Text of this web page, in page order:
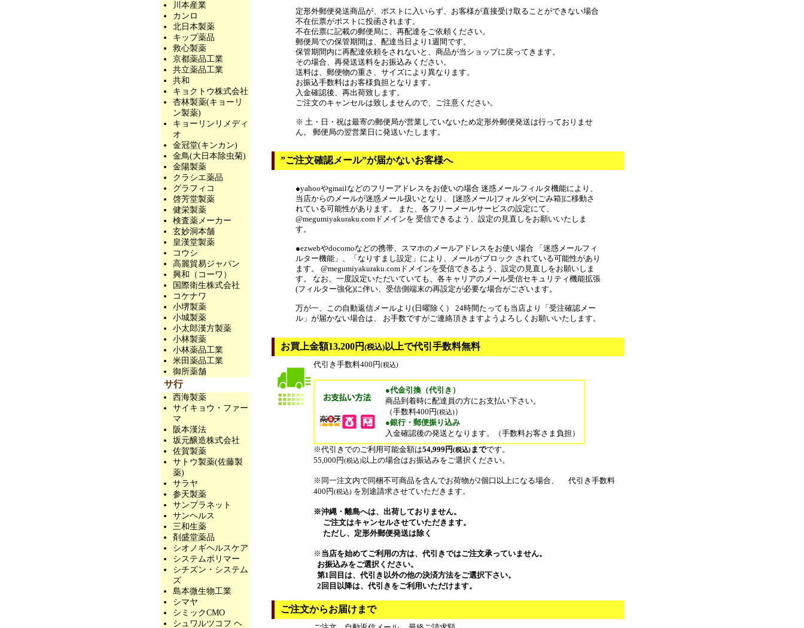
定形外郵便発送商品が、ポストに入いらず、お客様が直接受け取ることができない場合
不在伝票がポストに投函されます。
不在伝票に記載の郵便局に、再配達をご依頼ください。
郵便局での保管期間は、配達当日より1週間です。
保管期間内に再配達依頼をされないと、商品が当ショップに戻ってきます。
その場合、再発送送料をお振込みください。
送料は、郵便物の重さ、サイズにより異なります。
お振込手数料はお客様負担となります。
入金確認後、再出荷致します。
ご注文のキャンセルは致しませんので、ご注意ください。
※ 土・日・祝は最寄の郵便局が営業していないため定形外郵便発送は行っておりませ
ん。 郵便局の翌営業日に発送いたします。
”ご注文確認メール”が届かないお客様へ
●yahooやgmailなどのフリーアドレスをお使いの場合 迷惑メールフィルタ機能により、
当店からのメールが迷惑メール扱いとなり、 [迷惑メール]フォルダや[ごみ箱]に移動さ
れている可能性があります。 また、各フリーメールサービスの設定にて、
@megumiyakuraku.comドメインを 受信できるよう、設定の見直しをお願いいたしま
す。
●ezwebやdocomoなどの携帯、スマホのメールアドレスをお使い場合 「迷惑メールフィ
ルター機能」、「なりすまし設定」により、メールがブロック されている可能性があり
ます。 @megumiyakuraku.comドメインを受信できるよう、設定の見直しをお願いしま
す。 なお、一度設定いただいていても、各キャリアのメール受信セキュリティ機能拡張
(フィルター強化)に伴い、受信側端末の再設定が必要な場合がございます。
万が一、この自動返信メールより(日曜除く） 24時間たっても当店より「受注確認メー
ル」が届かない場合は、 お手数ですがご連絡頂きますようよろしくお願いいたします。
お買上金額13,200円 (税込)以上で代引手数料無料
代引き手数料400円(税込)
●代金引換（代引き）
商品到着時に配達員の方にお支払い下さい。
（手数料400円(税込)）
●銀行・郵便振り込み
入金確認後の発送となります。（手数料お客さま負担）
※代引きでのご利用可能金額は54,999円(税込)までです。
55,000円(税込)以上の場合はお振込みをご選択ください。
※同一注文内で同梱不可商品を含んでお荷物が2個口以上になる場合、 代引き手数料
400円(税込)を別途請求させていただきます。
※沖縄・離島へは、出荷しておりません。
ご注文はキャンセルさせていただきます。
ただし、定形外郵便発送は除く
※ 当店を始めてご利用の方は、代引きではご注文承っていません。
お振込みをご選択ください。
第1回目は、代引き以外の他の決済方法をご選択下さい。
2回目以降は、代引きをご利用いただけます。
ご注文からお届けまで
川本産業
カンロ
北日本製薬
キップ薬品
救心製薬
京都薬品工業
共立薬品工業
共和
キョクトウ株式会社
杏林製薬(キョーリ
ン製薬)
キョーリンリメディ
オ
金冠堂(キンカン)
金鳥(大日本除虫菊)
金陽製薬
クラシエ薬品
グラフィコ
啓芳堂製薬
健栄製薬
検査薬メーカー
玄妙洞本舗
皇漢堂製薬
コウシ
高麗貿易ジャパン
興和（コーワ）
国際衛生株式会社
コケナワ
小堺製薬
小城製薬
小太郎漢方製薬
小林製薬
小林薬品工業
米田薬品工業
御所薬舗
サ行
西海製薬
サイキョウ・ファー
マ
阪本漢法
坂元醸造株式会社
佐賀製薬
サトウ製薬(佐藤製
薬)
サラヤ
参天製薬
サンプラネット
サンヘルス
三和生薬
剤盛堂薬品
シオノギヘルスケア
システムポリマー
シチズン・システム
ズ
島本微生物工業
シマヤ
シミックCMO
シュワルツコフ ヘ